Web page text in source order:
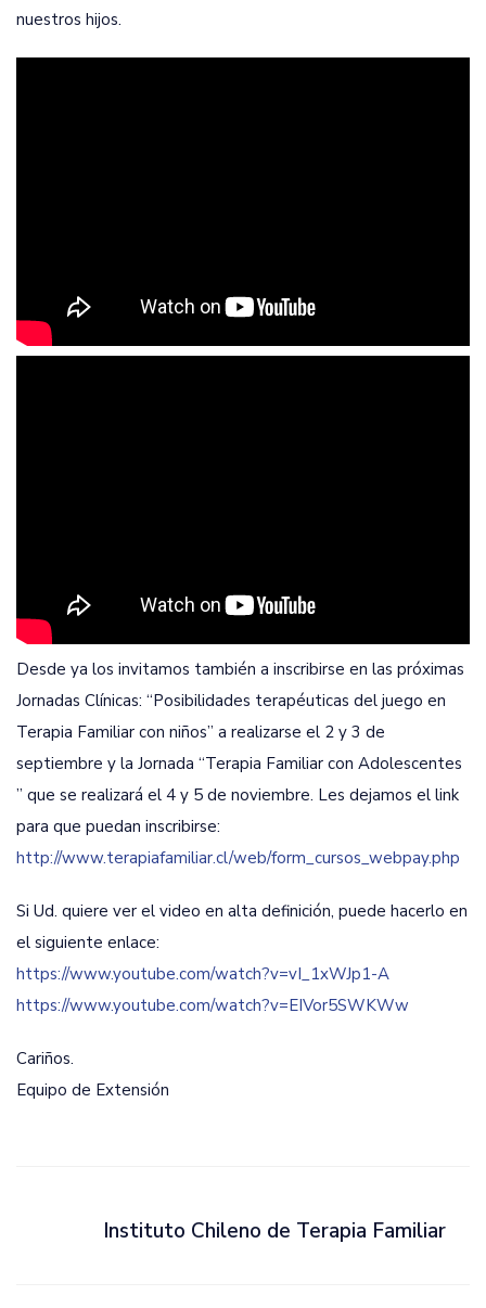
nuestros hijos.
Desde ya los invitamos también a inscribirse en las próximas
Jornadas Clínicas: “Posibilidades terapéuticas del juego en
Terapia Familiar con niños” a realizarse el 2 y 3 de
septiembre y la Jornada “Terapia Familiar con Adolescentes
” que se realizará el 4 y 5 de noviembre. Les dejamos el link
para que puedan inscribirse:
http://www.terapiafamiliar.cl/web/form_cursos_webpay.php
Si Ud. quiere ver el video en alta definición, puede hacerlo en
el siguiente enlace:
https://www.youtube.com/watch?v=vI_1xWJp1-A
https://www.youtube.com/watch?v=EIVor5SWKWw
Cariños.
Equipo de Extensión
Instituto Chileno de Terapia Familiar